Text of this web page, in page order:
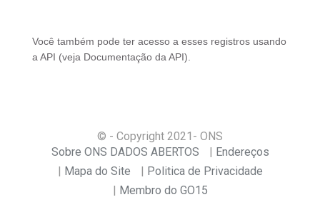
Você também pode ter acesso a esses registros usando
a API (veja Documentação da API ).
© - Copyright 2021 - ONS
Sobre ONS DADOS ABERTOS
Endereços
Mapa do Site
Politica de Privacidade
Membro do GO15